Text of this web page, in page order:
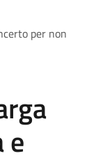
per non
e